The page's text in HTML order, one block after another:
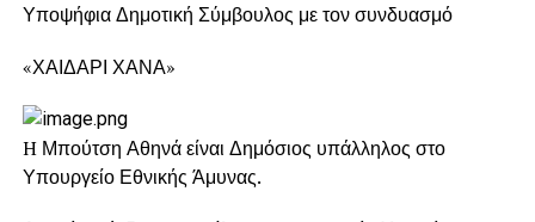
Υποψήφια Δημοτική Σύμβουλος με τον συνδυασμό
«ΧΑΙΔΑΡΙ ΧΑΝΑ»
H Μπούτση Αθηνά είναι Δημόσιος υπάλληλος στο
Υπουργείο Εθνικής Άμυνας.